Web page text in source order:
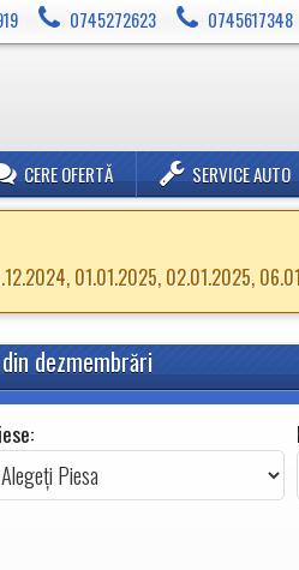
0745272623 0745617348
CERE OFERTĂ SERVICE AUTO
01.01.2025, 02.01.2025,
dezmembrări